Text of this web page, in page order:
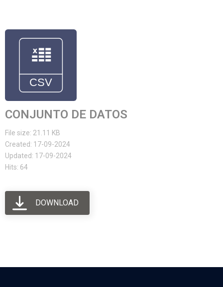
CONJUNTO DE DATOS
File size: 21.11 KB
Created: 17-09-2024
Updated: 17-09-2024
Hits: 64
DOWNLOAD